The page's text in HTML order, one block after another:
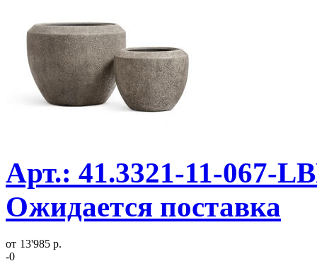
Арт.: 41.3321-11-067-
Ожидается поставка
от 13'985 р.
-0